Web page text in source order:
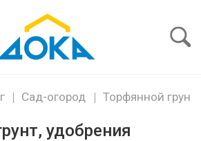
пароль
Сад-огород Торфянной
удобрения